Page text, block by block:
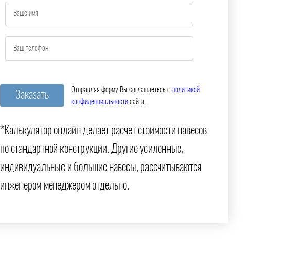
Отправляя форму Вы соглашаетесь с политикой
конфиденциальности сайта.
*Калькулятор онлайн делает расчет стоимости навесов
по стандартной конструкции. Другие усиленные,
индивидуальные и большие навесы, рассчитываются
инженером менеджером отдельно.